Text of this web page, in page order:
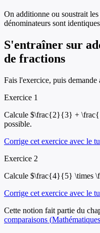
On additionne ou soustrait
dénominateurs sont
S'entraîner sur
de fractions
Fais l'exercice, puis demande
Exercice 1
Calcule $\frac{2}{3} +
possible.
Corrige cet exercice avec le
Exercice 2
Calcule $\frac{4}{5} \times
Corrige cet exercice avec le
Cette notion fait partie du
comparaisons (Mathématiques